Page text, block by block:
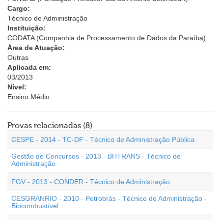
Cargo:
Técnico de Administração
Instituição:
CODATA (Companhia de Processamento de Dados da Paraíba)
Área de Atuação:
Outras
Aplicada em:
03/2013
Nível:
Ensino Médio
Provas relacionadas (8)
CESPE - 2014 - TC-DF - Técnico de Administração Pública
Gestão de Concursos - 2013 - BHTRANS - Técnico de
Administração
FGV - 2013 - CONDER - Técnico de Administração
CESGRANRIO - 2010 - Petrobrás - Técnico de Administração -
Biocombustível